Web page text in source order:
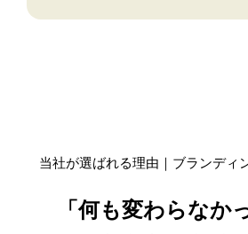
当社が選ばれる理由｜ブランディ
「何も変わらなか